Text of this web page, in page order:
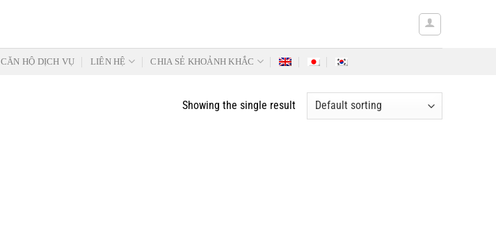
CĂN HỘ DỊCH VỤ LIÊN HỆ CHIA SẺ KHOẢNH KHẮC
Showing the single result